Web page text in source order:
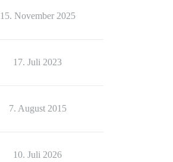
15. November 2025
17. Juli 2023
7. August 2015
10. Juli 2026